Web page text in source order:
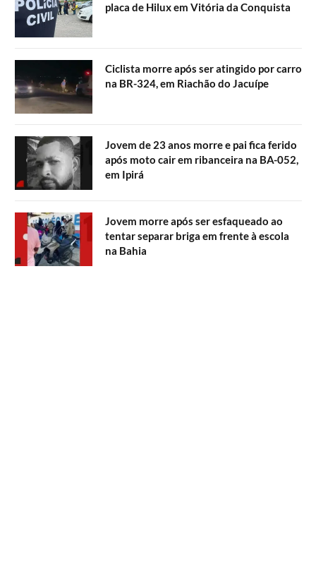
placa de Hilux em Vitória da Conquista
Ciclista morre após ser atingido por carro
na BR-324, em Riachão do Jacuípe
Jovem de 23 anos morre e pai fica ferido
após moto cair em ribanceira na BA-052,
em Ipirá
Jovem morre após ser esfaqueado ao
tentar separar briga em frente à escola
na Bahia